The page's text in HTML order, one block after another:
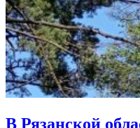
В Рязанской